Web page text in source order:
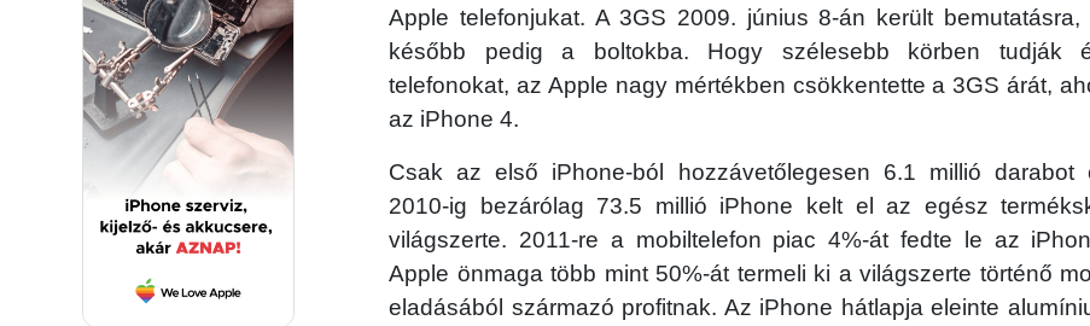
Apple telefonjukat. A 3GS 2009. június 8-án került bemutatásra,
később pedig a boltokba. Hogy szélesebb körben tudják
telefonokat, az Apple nagy mértékben csökkentette a 3GS árát,
az iPhone 4.
Csak az első iPhone-ból hozzávetőlegesen 6.1 millió darabot
2010-ig bezárólag 73.5 millió iPhone kelt el az egész
világszerte. 2011-re a mobiltelefon piac 4%-át fedte le az
Apple önmaga több mint 50%-át termeli ki a világszerte történő
eladásából származó profitnak. Az iPhone hátlapja eleinte